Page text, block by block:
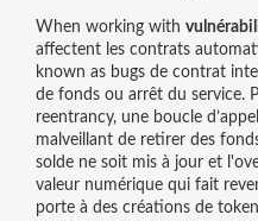
When working with
affectent les contrats
known as bugs de contrat
de fonds ou arrêt du service.
reentrancy, une boucle
malveillant de retirer des
solde ne soit mis à jouret l'
valeur numérique qui fait
porte à des créations de